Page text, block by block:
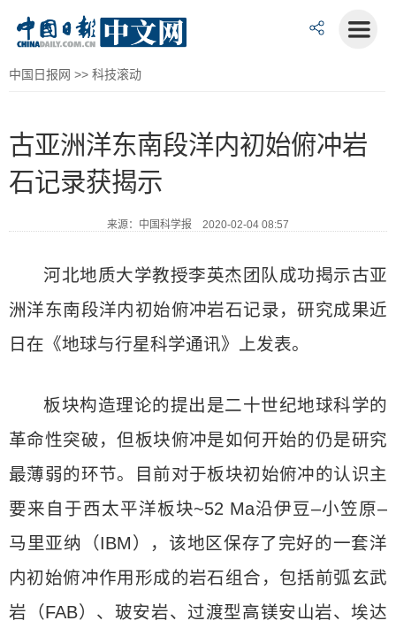
中国日报网 >> 科技滚动
古亚洲洋东南段洋内初始俯冲岩
石记录获揭示
来源：中国科学报 2020-02-04 08:57
河北地质大学教授李英杰团队成功揭示古亚
洲洋东南段洋内初始俯冲岩石记录，研究成果近
日在《地球与行星科学通讯》上发表。
板块构造理论的提出是二十世纪地球科学的
革命性突破，但板块俯冲是如何开始的仍是研究
最薄弱的环节。目前对于板块初始俯冲的认识主
要来自于西太平洋板块~52 Ma沿伊豆–小笠原–
马里亚纳（IBM），该地区保存了完好的一套洋
内初始俯冲作用形成的岩石组合，包括前弧玄武
岩（FAB）、玻安岩、过渡型高镁安山岩、埃达